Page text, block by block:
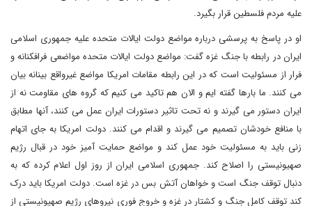
علیه مردم فلسطین قرار بگیرد.
او در پاسخ به پرسشی درباره مواضع دولت ایالات متحده علیه جمهوری اسلامی
ایران در رابطه با جنگ غزه گفت: مواضع دولت ایالات متحده مواضعی فرافکنانه و
فرار از مسئولیت است که در این رابطه مقامات امریکا مواضع غیرواقع بینانه بیان
می کنند. ما بارها گفته ایم و الان هم تاکید می کنیم که گروه های مقاومت نه از
ایران دستور می گیرند و نه تحت تاثیر دستورات ایران عمل می کنند، آنها مطابق
با منافع خودشان تصمیم می گیرند و اقدام می کنند. دولت امریکا به جای اتهام
زنی باید به مسئولیت خود عمل کند و مواضع حمایت آمیز خود در قبال رژیم
صهیونیستی را اصلاح کند. جمهوری اسلامی ایران از روز اول اعلام کرده که به
دنبال توقف جنگ است و خواهان آتش بس در غزه است. دولت امریکا باید درک
کند توقف کامل جنگ و کشتار در غزه و خروج فوری نیروهای رژیم صهیونیستی از